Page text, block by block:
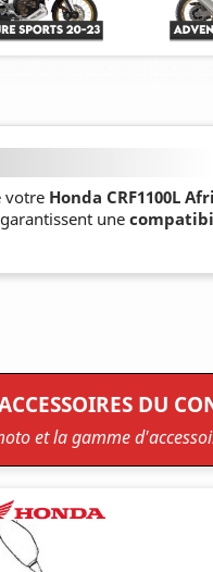
votre Honda CRF1100L
une
DU
et la gamme